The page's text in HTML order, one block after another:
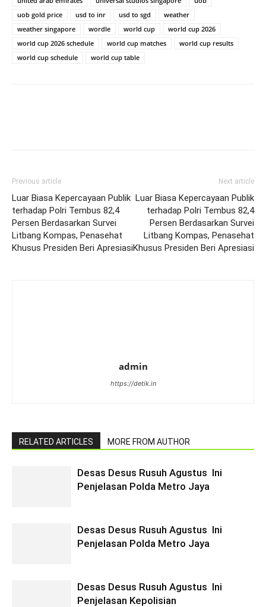
uob gold price
usd to inr usd to sgd
weather
weather singapore
wordle world cup
world cup 2026
world cup 2026 schedule
world cup matches
world cup results
world cup schedule
world cup table
Previous article
Luar Biasa Kepercayaan Publik
terhadap Polri Tembus 82,4
Persen Berdasarkan Survei
Litbang Kompas, Penasehat
Khusus Presiden Beri Apresiasi
Next article
Luar Biasa Kepercayaan Publik
terhadap Polri Tembus 82,4
Persen Berdasarkan Survei
Litbang Kompas, Penasehat
Khusus Presiden Beri Apresiasi
admin
https://detik.in
RELATED ARTICLES MORE FROM AUTHOR
Desas Desus Rusuh Agustus Ini
Penjelasan Polda Metro Jaya
Desas Desus Rusuh Agustus Ini
Penjelasan Polda Metro Jaya
Desas Desus Rusuh Agustus Ini
Penjelasan Kepolisian